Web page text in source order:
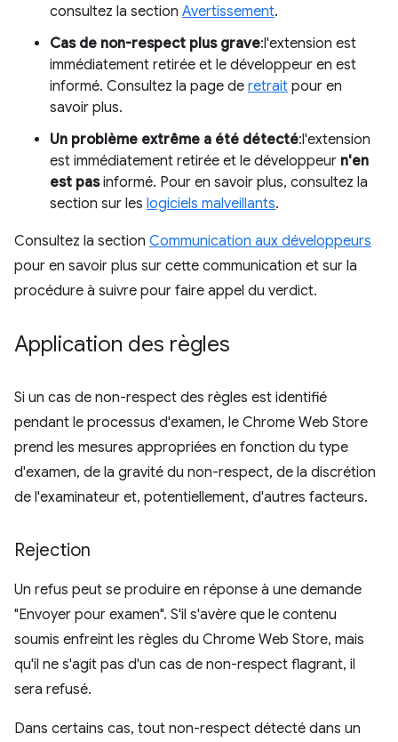
consultez la section Avertissement.
Cas de non-respect plus grave:l'extension est
immédiatement retirée et le développeur en est
informé. Consultez la page de retrait pour en
savoir plus.
Un problème extrême a été détecté:l'extension
est immédiatement retirée et le développeur n'en
est pasinformé. Pour en savoir plus, consultez la
section sur les logiciels malveillants.
Consultez la section Communication aux développeurs
pour en savoir plus sur cette communication et sur la
procédure à suivre pour faire appel du verdict.
Application des règles
Si un cas de non-respect des règles est identifié
pendant le processus d'examen, le Chrome Web Store
prend les mesures appropriées en fonction du type
d'examen, de la gravité du non-respect, de la discrétion
de l'examinateur et, potentiellement, d'autres facteurs.
Rejection
Un refus peut se produire en réponse à une demande
"Envoyer pour examen". S'il s'avère que le contenu
soumis enfreint les règles du Chrome Web Store, mais
qu'il ne s'agit pas d'un cas de non-respect flagrant, il
sera refusé.
Dans certains cas, tout non-respect détecté dans un